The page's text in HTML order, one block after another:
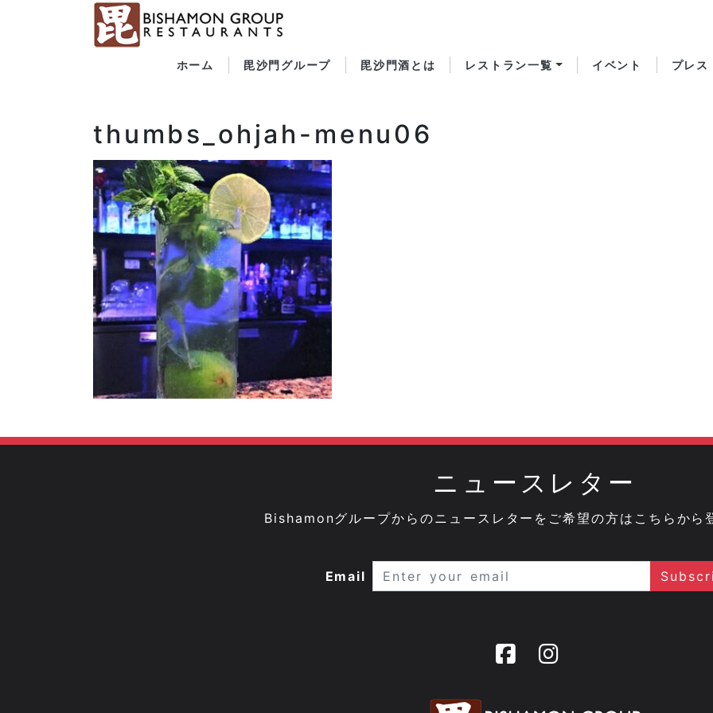
ホーム 毘沙門グループ 毘沙門酒とは レストラン一覧 イベント プレス
thumbs_ohjah-menu06
ニュースレター
Bishamonグループからのニュースレターをご希望の方はこちらから
Email